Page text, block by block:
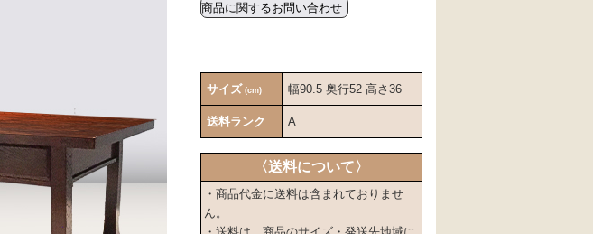
商品に関するお問い合わせ
サイズ (cm) 幅90.5 奥行52 高さ36
送料ランク A